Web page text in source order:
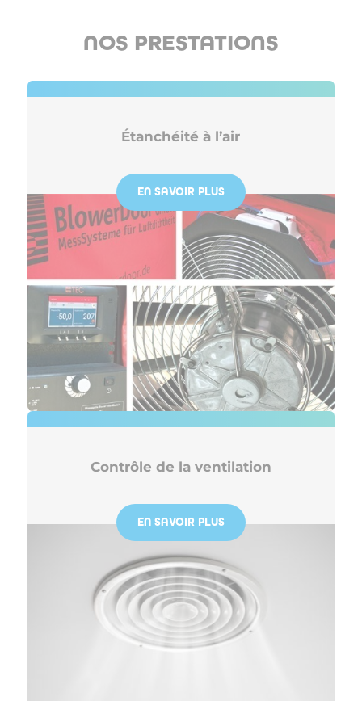
NOS PRESTATIONS
Étanchéité à l’air
EN SAVOIR PLUS
Contrôle de la ventilation
EN SAVOIR PLUS